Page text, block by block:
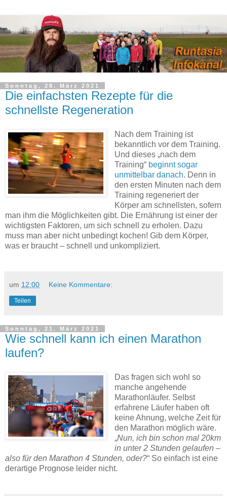
Sonntag, 28. März 2021
Die einfachsten Rezepte für die
schnellste Regeneration
Nach dem Training ist
bekanntlich vor dem Training.
Und dieses „nach dem
Training“ beginnt sogar
unmittelbar danach. Denn in
den ersten Minuten nach dem
Training regeneriert der
Körper am schnellsten, sofern
man ihm die Möglichkeiten gibt. Die Ernährung ist einer der
wichtigsten Faktoren, um sich schnell zu erholen. Dazu
muss man aber nicht unbedingt kochen! Gib dem Körper,
was er braucht – schnell und unkompliziert.
um 12:00 Keine Kommentare:
Teilen
Sonntag, 21. März 2021
Wie schnell kann ich einen Marathon
laufen?
Das fragen sich wohl so
manche angehende
Marathonläufer. Selbst
erfahrene Läufer haben oft
keine Ahnung, welche Zeit für
den Marathon möglich wäre.
„Nun, ich bin schon mal 20km
in unter 2 Stunden gelaufen –
also für den Marathon 4 Stunden, oder?“ So einfach ist eine
derartige Prognose leider nicht.